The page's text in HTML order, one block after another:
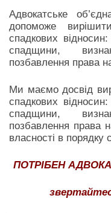
Адвокатське
допоможе
спадкових
спадщини,
позбавлення права
Ми маємо досвід
спадкових
спадщини,
позбавлення права
власності в порядку
ПОТРІБЕН